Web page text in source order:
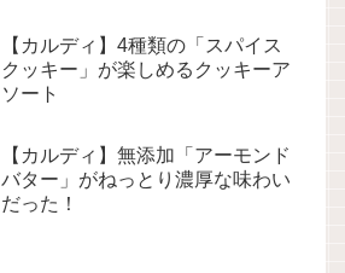
【カルディ】4種類の「スパイス
クッキー」が楽しめるクッキーア
ソート
【カルディ】無添加「アーモンド
バター」がねっとり濃厚な味わい
だった！